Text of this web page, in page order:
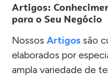
Artigos:
para o Seu Negócio
Nossos Artigos são
elaborados por
ampla variedade de